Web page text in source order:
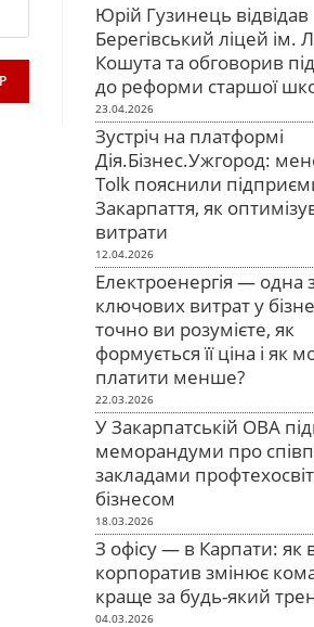
Юрій Гузинець відвідав
Берегівський ліцей ім.
Кошута та обговорив
до реформи старшої
23.04.2026
Зустріч на платформі
Дія.Бізнес.Ужгород:
Tolk пояснили
Закарпаття, як
витрати
12.04.2026
Електроенергія — одна
ключових витрат у
точно ви розумієте, як
формується її ціна і як
платити менше?
22.03.2026
У Закарпатській ОВА
меморандуми про
закладами
бізнесом
18.03.2026
З офісу — в Карпати: як
корпоратив змінює
краще за будь-який
04.03.2026